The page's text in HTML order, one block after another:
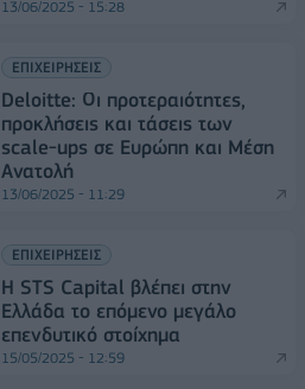
13/06/2025 - 15:28
ΕΠΙΧΕΙΡΗΣΕΙΣ
Deloitte: Οι προτεραιότητες,
προκλήσεις και τάσεις των
scale-ups σε Ευρώπη και Μέση
Ανατολή
13/06/2025 - 11:29
ΕΠΙΧΕΙΡΗΣΕΙΣ
Η STS Capital βλέπει στην
Ελλάδα το επόμενο μεγάλο
επενδυτικό στοίχημα
15/05/2025 - 12:59